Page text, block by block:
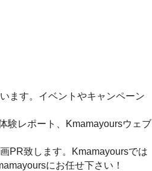
ます。イベントやキャンペーン
験レポート、Kmamayoursウェブ
PR致します。Kmamayoursでは
にお任せ下さい！